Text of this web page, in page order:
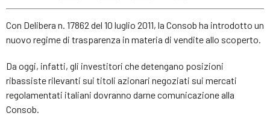
Con Delibera n. 17862 del 10 luglio 2011, la Consob ha introdotto un
nuovo regime di trasparenza in materia di vendite allo scoperto.
Da oggi, infatti, gli investitori che detengano posizioni
ribassiste rilevanti sui titoli azionari negoziati sui mercati
regolamentati italiani dovranno darne comunicazione alla
Consob.